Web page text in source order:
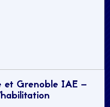
et Grenoble IAE –